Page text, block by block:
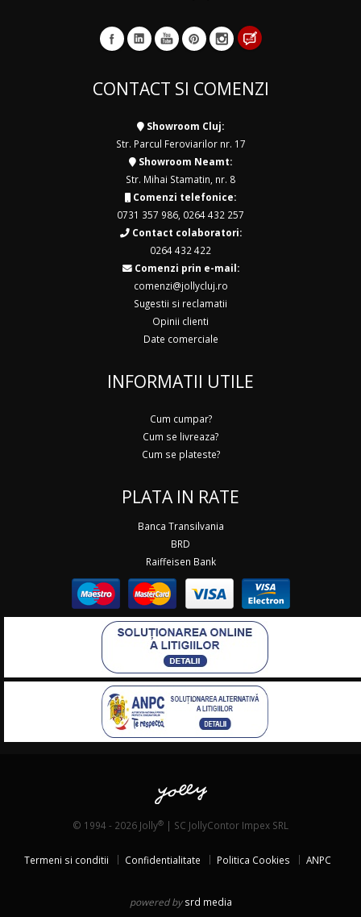
CONTACT SI COMENZI
Showroom Cluj:
Str. Parcul Feroviarilor nr. 17
Showroom Neamt:
Str. Mihai Stamatin, nr. 8
Comenzi telefonice:
0731 357 986 0264 432 257
Contact colaboratori:
0264 432 422
Comenzi prin e-mail:
comenzi@jollycluj.ro
Sugestii si reclamatii
Opinii clienti
Date comerciale
INFORMATII UTILE
Cum cumpar?
Cum se livreaza?
Cum se plateste?
PLATA IN RATE
Banca Transilvania
BRD
Raiffeisen Bank
© 1994 - 2026 Jolly® | SC JollyContor Impex SRL
Termeni si conditii Confidentialitate Politica Cookies ANPC
powered by srd media